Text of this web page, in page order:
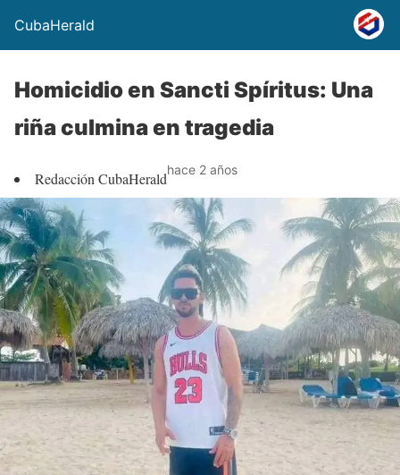
CubaHerald
Homicidio en Sancti Spíritus: Una
riña culmina en tragedia
Redacción CubaHeraldhace 2 años